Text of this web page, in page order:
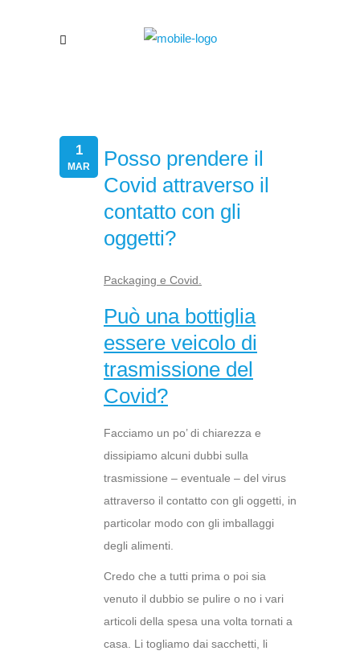
1
MAR
Posso prendere il
Covid attraverso il
contatto con gli
oggetti?
Packaging e Covid.
Può una bottiglia
essere veicolo di
trasmissione del
Covid?
Facciamo un po’ di chiarezza e
dissipiamo alcuni dubbi sulla
trasmissione – eventuale – del virus
attraverso il contatto con gli oggetti, in
particolar modo con gli imballaggi
degli alimenti.
Credo che a tutti prima o poi sia
venuto il dubbio se pulire o no i vari
articoli della spesa una volta tornati a
casa. Li togliamo dai sacchetti, li